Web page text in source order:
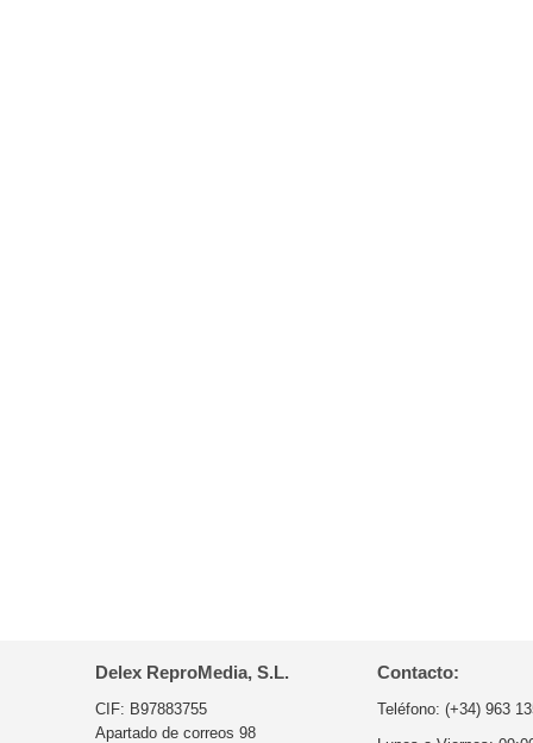
Delex ReproMedia, S.L.
CIF: B97883755
Apartado de correos 98
Contacto:
Teléfono: (+34) 963